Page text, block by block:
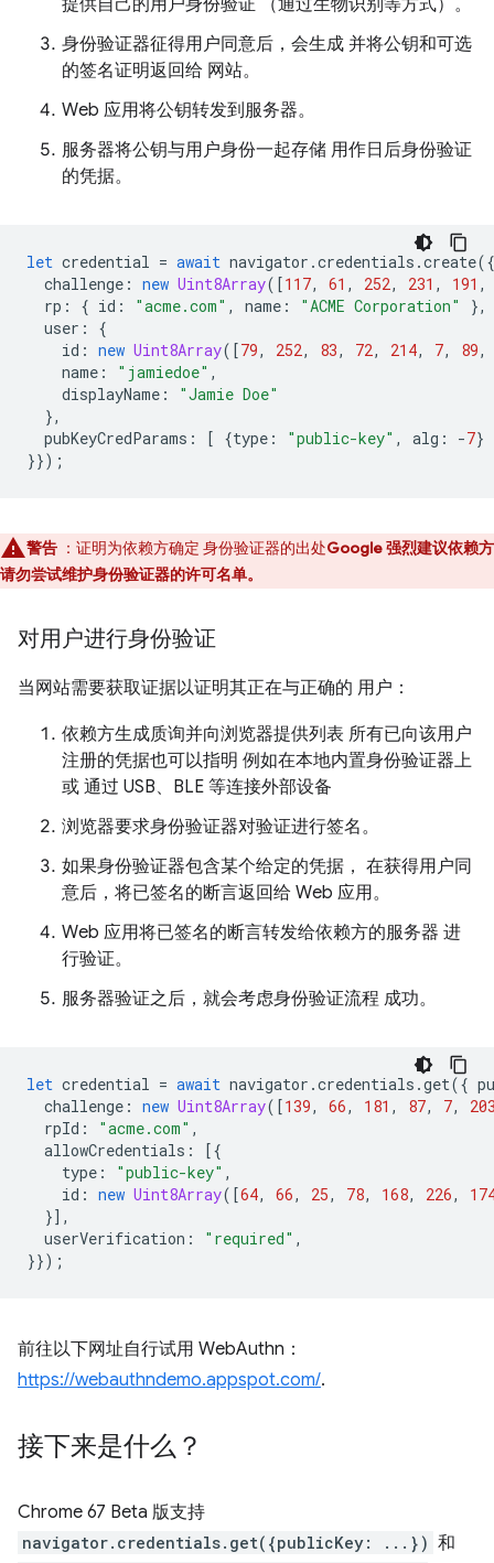
提供自己的用户身份验证 （通过生物识别等方式）。
身份验证器征得用户同意后，会生成 并将公钥和可选
的签名证明返回给 网站。
Web 应用将公钥转发到服务器。
服务器将公钥与用户身份一起存储 用作日后身份验证
的凭据。
let credential = await navigator .credentials .create({
challenge : new Uint8Array([117, 61 , 252, 231 , 191 ,
rp : { id : "acme.com" , name : "ACME Corporation"
},
user :
{
id : new Uint8Array([79, 252, 83, 72, 214, 7, 89,
name : "jamiedoe" ,
displayName :
"Jamie Doe"
},
pubKeyCredParams : [ {type : "public-key" , alg : -7}
}});
警告 ：证明为依赖方确定 身份验证器的出处Google 强烈建议依赖方
请勿尝试维护身份验证器的许可名单。
对用户进行身份验证
当网站需要获取证据以证明其正在与正确的 用户：
依赖方生成质询并向浏览器提供列表 所有已向该用户
注册的凭据也可以指明 例如在本地内置身份验证器上
或 通过 USB、BLE 等连接外部设备
浏览器要求身份验证器对验证进行签名。
如果身份验证器包含某个给定的凭据， 在获得用户同
意后，将已签名的断言返回给 Web 应用。
Web 应用将已签名的断言转发给依赖方的服务器 进
行验证。
服务器验证之后，就会考虑身份验证流程 成功。
let credential = await navigator .credentials .get({
challenge : new Uint8Array([139, 66, 181 , 87, 7,
rpId : "acme.com" ,
allowCredentials :
[{
type : "public-key" ,
id : new Uint8Array([64, 66, 25, 78, 168, 226,
}],
userVerification : "required" ,
}});
前往以下网址自行试用 WebAuthn：
https://webauthndemo.appspot.com/.
接下来是什么？
Chrome 67 Beta 版支持
navigator.credentials.get({publicKey: ...}) 和